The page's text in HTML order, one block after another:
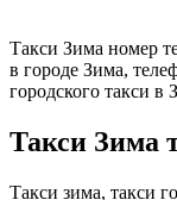
Такси Зима номер
в городе Зима,
городского такси в
Такси Зима
Такси зима, такси